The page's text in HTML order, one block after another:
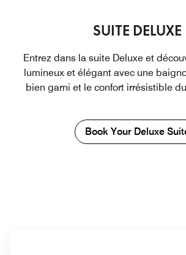
SUITE DELUXE
Entrez dans la suite Deluxe et
lumineux et élégant avec une
bien garni et le confort irrésistible
Book Your Deluxe